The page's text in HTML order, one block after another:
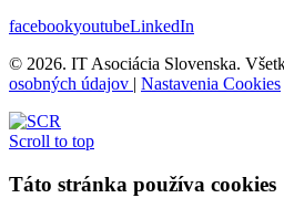
facebookyoutubeLinkedIn
© 2026. IT Asociácia Slovenska.
osobných údajov | Nastavenia Cookies
Scroll to top
Táto stránka používa cookies